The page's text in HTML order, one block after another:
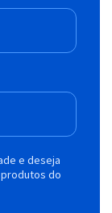
e deseja
do